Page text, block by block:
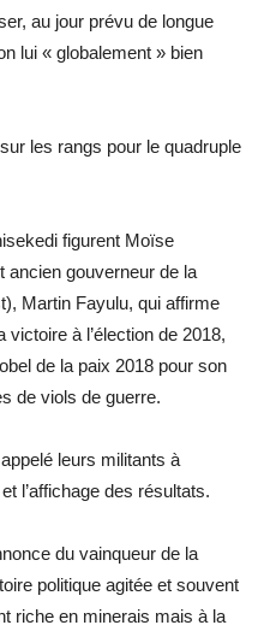
au jour prévu de longue
lui « globalement » bien
les rangs pour le quadruple
figurent Moïse
ancien gouverneur de la
Martin Fayulu, qui affirme
à l’élection de 2018,
de la paix 2018 pour son
de viols de guerre.
leurs militants à
l’affichage des résultats.
du vainqueur de la
politique agitée et souvent
riche en minerais mais à la